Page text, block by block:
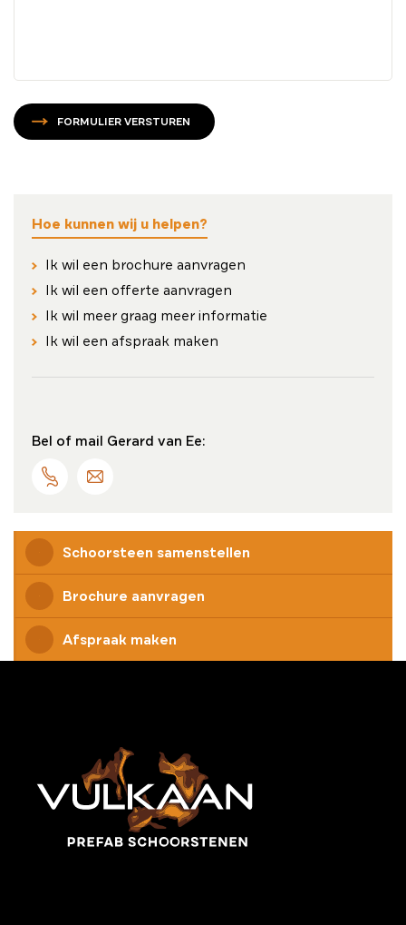
FORMULIER VERSTUREN
Hoe kunnen wij u helpen?
Ik wil een brochure aanvragen
Ik wil een offerte aanvragen
Ik wil meer graag meer informatie
Ik wil een afspraak maken
Bel of mail Gerard van Ee:
Schoorsteen samenstellen
Brochure aanvragen
Afspraak maken